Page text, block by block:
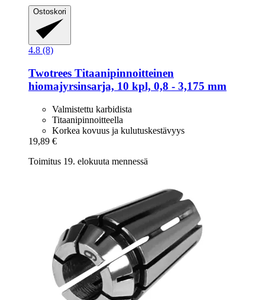
Ostoskori
4.8 (8)
Twotrees Titaanipinnoitteinen
hiomajyrsinsarja, 10 kpl, 0,8 -​ 3,175 mm
Valmistettu karbidista
Titaanipinnoitteella
Korkea kovuus ja kulutuskestävyys
19,89 €
Toimitus 19. elokuuta mennessä